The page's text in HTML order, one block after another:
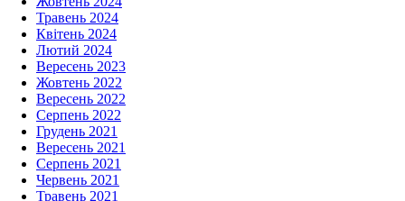
Травень 2024
Квітень 2024
Лютий 2024
Вересень 2023
Жовтень 2022
Вересень 2022
Серпень 2022
Грудень 2021
Вересень 2021
Серпень 2021
Червень 2021
Травень 2021